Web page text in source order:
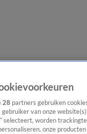
28 partners gebruiken
gebruiker van onze
selecteert, worden
onze